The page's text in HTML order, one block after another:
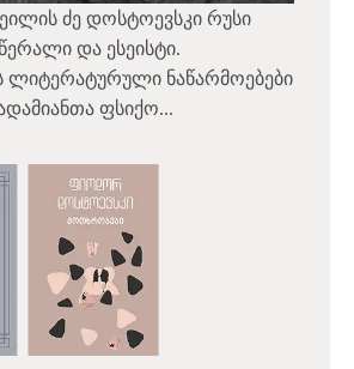
ძე დოსტოევსკი რუსი
და ესეისტი.
ლიტერატურული ნაწარმოებები
ფსიქო...